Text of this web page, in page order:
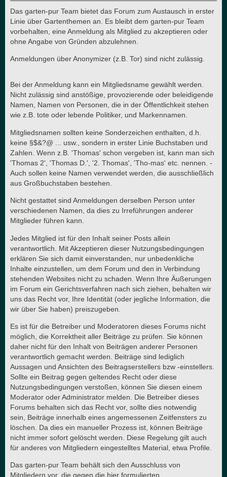
Das garten-pur Team bietet das Forum zum Austausch in erster
Linie über Gartenthemen an. Es bleibt dem garten-pur Team
vorbehalten, eine Anmeldung als Mitglied zu akzeptieren oder
ohne Angabe von Gründen abzulehnen.
Anmeldungen über Anonymizer (z.B. Tor) sind nicht zulässig.
Bei der Anmeldung kann ein Mitgliedsname gewählt werden.
Nicht zulässig sind anstößige, provozierende oder beleidigende
Namen, Namen von Personen, die in der Öffentlichkeit stehen
wie z.B. tote oder lebende Politiker, und Markennamen.
Mitgliedsnamen sollten keine Sonderzeichen enthalten, d.h.
keine §$&?@ ... usw., sondern in erster Linie Buchstaben und
Zahlen. Wenn z.B. 'Thomas' schon vergeben ist, kann man sich
'Thomas 2', 'Thomas D.', '2. Thomas', 'Tho-mas' etc. nennen. -
Auch sollen keine Namen verwendet werden, die ausschließlich
aus Großbuchstaben bestehen.
Nicht gestattet sind Anmeldungen derselben Person unter
verschiedenen Namen, da dies zu Irreführungen anderer
Mitglieder führen kann.
Jedes Mitglied ist für den Inhalt seiner Posts allein
verantwortlich. Mit Akzeptieren dieser Nutzungsbedingungen
erklären Sie sich damit einverstanden, nur unbedenkliche
Inhalte einzustellen, um dem Forum und den in Verbindung
stehenden Websites nicht zu schaden. Wenn Ihre Äußerungen
im Forum ein Gerichtsverfahren nach sich ziehen, behalten wir
uns das Recht vor, Ihre Identität (oder jegliche Information, die
wir über Sie haben) preiszugeben.
Es ist für die Betreiber und Moderatoren dieses Forums nicht
möglich, die Korrektheit aller Beiträge zu prüfen. Sie können
daher nicht für den Inhalt von Beiträgen anderer Personen
verantwortlich gemacht werden. Beiträge sind lediglich
Aussagen und Ansichten des Beitragserstellers bzw -einstellers.
Sollte ein Beitrag gegen geltendes Recht oder diese
Nutzungsbedingungen verstoßen, können Sie diesen einem
Moderator oder Administrator melden. Die Betreiber dieses
Forums behalten sich das Recht vor, sollte dies notwendig
sein, Beiträge innerhalb eines angemessenen Zeitfensters zu
löschen. Da dies ein manueller Prozess ist, können Beiträge
nicht immer sofort gelöscht werden. Diese Regelung gilt auch
für anderes von Mitgliedern eingestelltes Material, etwa Profile.
Das garten-pur Team behält sich den Ausschluss von
Mitgliedern vor, die gegen die hier formulierten